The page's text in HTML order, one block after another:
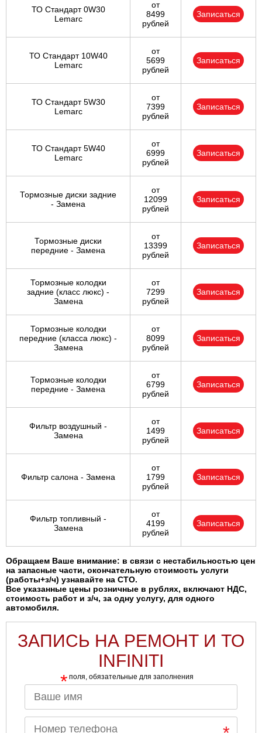
ТО Стандарт 0W30
Lemarc
от
8499
рублей
Записаться
ТО Стандарт 10W40
Lemarc
от
5699
рублей
Записаться
ТО Стандарт 5W30
Lemarc
от
7399
рублей
Записаться
ТО Стандарт 5W40
Lemarc
от
6999
рублей
Записаться
Тормозные диски задние
- Замена
от
12099
рублей
Записаться
Тормозные диски
передние - Замена
от
13399
рублей
Записаться
Тормозные колодки
задние (класс люкс) -
Замена
от
7299
рублей
Записаться
Тормозные колодки
передние (класса люкс) -
Замена
от
8099
рублей
Записаться
Тормозные колодки
передние - Замена
от
6799
рублей
Записаться
Фильтр воздушный -
Замена
от
1499
рублей
Записаться
Фильтр салона - Замена
от
1799
рублей
Записаться
Фильтр топливный -
Замена
от
4199
рублей
Записаться
Обращаем Ваше внимание: в связи с нестабильностью цен
на запасные части, окончательную стоимость услуги
(работы+з/ч) узнавайте на СТО.
Все указанные цены розничные в рублях, включают НДС,
стоимость работ и з/ч, за одну услугу, для одного
автомобиля.
ЗАПИСЬ НА РЕМОНТ И ТО
INFINITI
* поля, обязательные для заполнения